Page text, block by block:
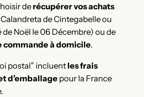
de récupérer vos achats
de Cintegabelle ou
de Noël le 06 Décembre) ou de
commande à domicile.
postal” incluentles frais
d’emballagepour la France